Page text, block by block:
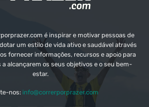
é inspirar e motivar pessoas de
um estilo de vida ativo e saudável através
fornecer informações, recursos e apoio para
a alcançarem os seus objetivos e o seu bem-
estar.
nos: info@correrporprazer.com